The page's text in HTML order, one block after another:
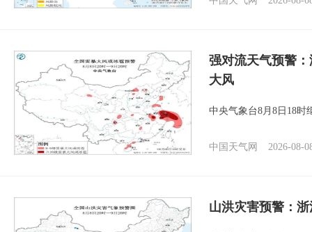
强对流天气预警
大风
中央气象台8月8日18时
中国天气网 2026-08-
山洪灾害预警：